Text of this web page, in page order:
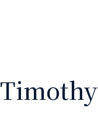
Timothy